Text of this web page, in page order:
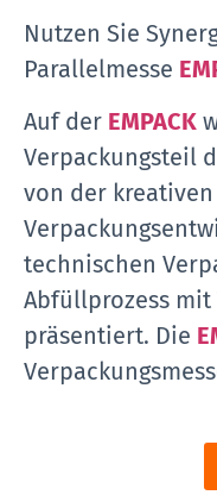
Nutzen Sie
Parallelmesse
Auf der EMPACK
Verpackungsteil
von der kreativen
technischen
Abfüllprozess mit
präsentiert. Die